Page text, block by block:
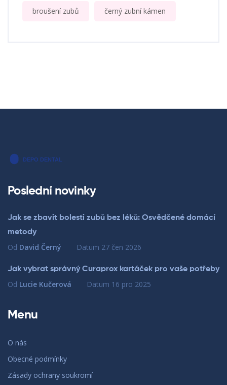
broušení zubů černý zubní kámen
Poslední novinky
Jak se zbavit bolesti zubů bez léků: Osvědčené domácí
metody
Od David Černý Datum 27 čen 2026
Jak vybrat správný Curaprox kartáček pro vaše potřeby
Od Lucie Kučerová Datum 16 pro 2025
Menu
O nás
Obecné podmínky
Zásady ochrany soukromí